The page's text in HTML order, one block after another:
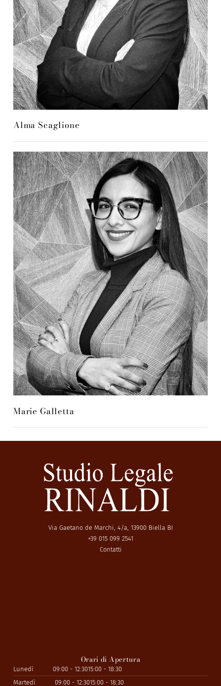
Alma Scaglione
Marie Galletta
Via Gaetano de Marchi, 4/a, 13900 Biella BI
+39 015 099 2541
Contatti
Orari di Apertura
Lunedì 09:00 - 12:3015:00 - 18:30
Martedì
09:00 - 12:3015:00 - 18:30